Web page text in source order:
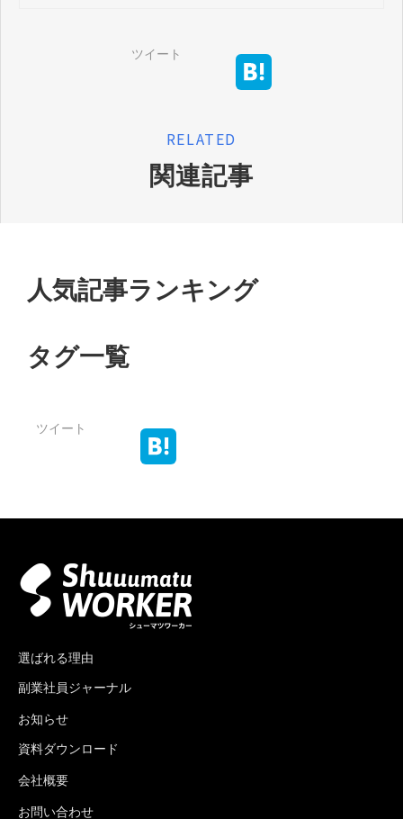
ツイート
RELATED
関連記事
人気記事ランキング
タグ一覧
ツイート
選ばれる理由
副業社員ジャーナル
お知らせ
資料ダウンロード
会社概要
お問い合わせ